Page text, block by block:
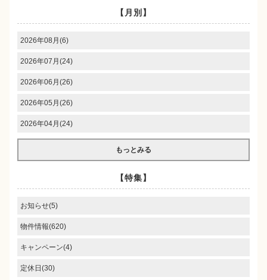
【月別】
2026年08月(6)
2026年07月(24)
2026年06月(26)
2026年05月(26)
2026年04月(24)
もっとみる
【特集】
お知らせ(5)
物件情報(620)
キャンペーン(4)
定休日(30)